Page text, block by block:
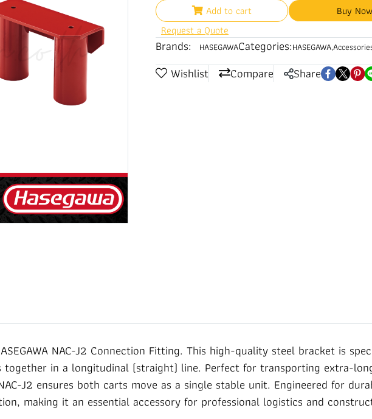
Add to cart
Buy Now
Request a Quote
Brands: HASEGAWACategories:HASEGAWA,
Wishlist Compare Share
NAC-J2 Connection Fitting. This high-quality steel bracket is
in a longitudinal (straight) line. Perfect for transporting extra-
J2 ensures both carts move as a single stable unit. Engineered for
making it an essential accessory for professional logistics and